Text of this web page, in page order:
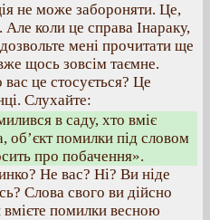
не може забороняти. Це,
коли це справа Інараку,
мені прочитати ще
щось зовсім таємне.
це стосується? Це
Слухайте:
в саду, хто вміє
об’єкт помилки під словом
про побачення».
Не вас? Ні? Ви ніде
Слова свого ви дійсно
вмієте помилки весною